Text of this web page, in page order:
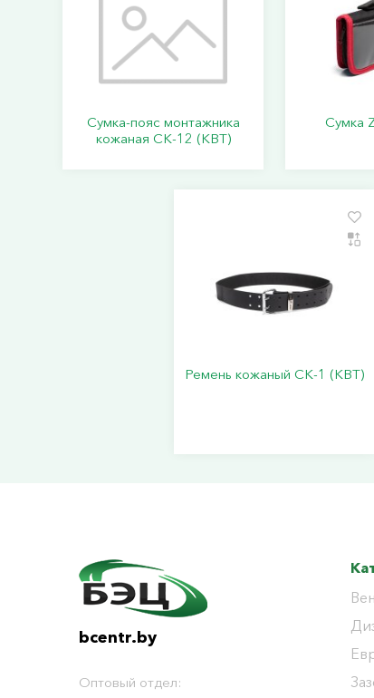
Сумка-пояс монтажника
кожаная СК-12 (КВТ)
Сумка
Ремень кожаный СК-1 (КВТ)
bcentr.by
Оптовый отдел: